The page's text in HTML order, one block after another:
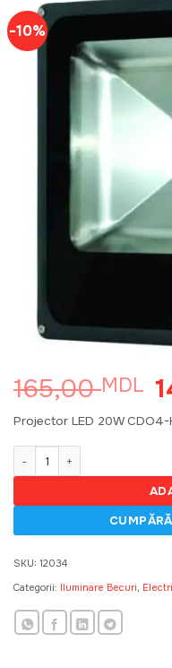
-10%
165,00MDL
a
Projector LED 20W CDO4-
SKU: 12034
Categorii: Iluminare Becuri,